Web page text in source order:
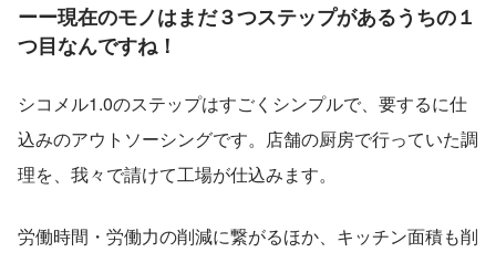
ーー現在のモノはまだ３つステップがあるうちの１
つ目なんですね！
シコメル1.0のステップはすごくシンプルで、要するに仕
込みのアウトソーシングです。店舗の厨房で行っていた調
理を、我々で請けて工場が仕込みます。
労働時間・労働力の削減に繋がるほか、キッチン面積も削